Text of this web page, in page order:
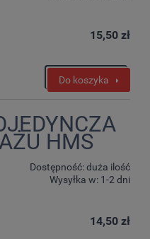
15,50 zł
Do koszyka
HMS
Dostępność:duża ilość
Wysyłka w: 1-2 dni
14,50 zł